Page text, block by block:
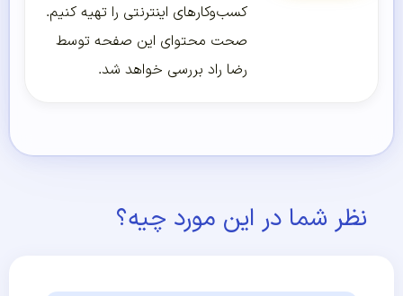
کسب‌و‌کارهای اینترنتی را تهیه کنیم.
صحت محتوای این صفحه توسط
رضا راد بررسی خواهد شد.
نظر شما در این مورد چیه؟